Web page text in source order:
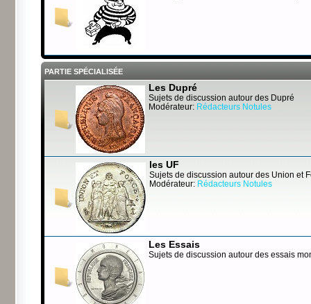
PARTIE SPÉCIALISÉE
Les Dupré
Sujets de discussion autour des Dupré
Modérateur: Rédacteurs Notules
les UF
Sujets de discussion autour des Union et
Modérateur: Rédacteurs Notules
Les Essais
Sujets de discussion autour des essais